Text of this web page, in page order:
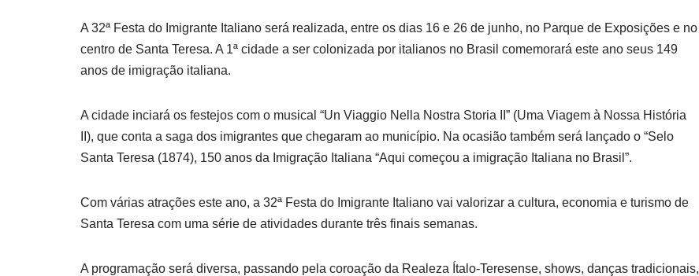
A 32ª Festa do Imigrante Italiano será realizada, entre os dias 16 e 26 de junho, no Parque de Exposições e no
centro de Santa Teresa. A 1ª cidade a ser colonizada por italianos no Brasil comemorará este ano seus 149
anos de imigração italiana.
A cidade inciará os festejos com o musical “Un Viaggio Nella Nostra Storia II” (Uma Viagem à Nossa História
II), que conta a saga dos imigrantes que chegaram ao município. Na ocasião também será lançado o “Selo
Santa Teresa (1874), 150 anos da Imigração Italiana “Aqui começou a imigração Italiana no Brasil”.
Com várias atrações este ano, a 32ª Festa do Imigrante Italiano vai valorizar a cultura, economia e turismo de
Santa Teresa com uma série de atividades durante três finais semanas.
A programação será diversa, passando pela coroação da Realeza Ítalo-Teresense, shows, danças tradicionais,